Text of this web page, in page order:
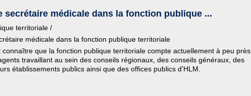
secrétaire médicale dans la fonction publique ...
territoriale /
médicale dans la fonction publique territoriale
connaître que la fonction publique territoriale compte actuellement à peu près
travaillant au sein des conseils régionaux, des conseils généraux, des
établissements publics ainsi que des offices publics d'HLM.